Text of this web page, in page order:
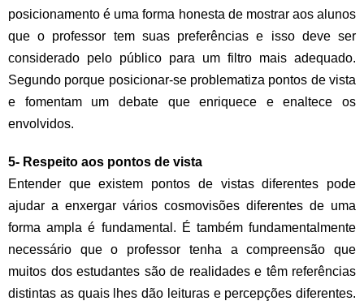
posicionamento é uma forma honesta de mostrar aos alunos
que o professor tem suas preferências e isso deve ser
considerado pelo público para um filtro mais adequado.
Segundo porque posicionar-se problematiza pontos de vista
e fomentam um debate que enriquece e enaltece os
envolvidos.
5- Respeito aos pontos de vista
Entender que existem pontos de vistas diferentes pode
ajudar a enxergar vários cosmovisões diferentes de uma
forma ampla é fundamental. É também fundamentalmente
necessário que o professor tenha a compreensão que
muitos dos estudantes são de realidades e têm referências
distintas as quais lhes dão leituras e percepções diferentes.